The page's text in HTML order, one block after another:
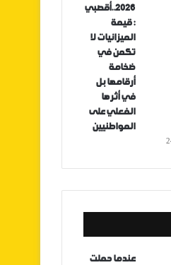
2026..أقصبي
: قيمة
الميزانيات لا
تكمن في
ضخامة
أرقامها بل
في أثرها
الفعلي على
المواطنيين
عندما حملت